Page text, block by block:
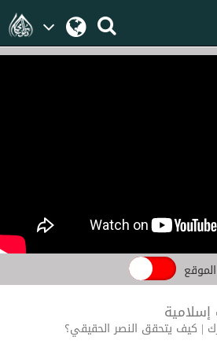
| كيف يتحقق النصر الحقيقي؟